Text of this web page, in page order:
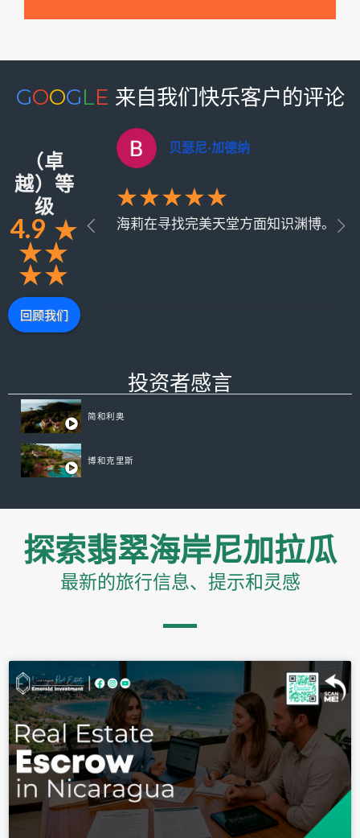
GOOGLE 来自我们快乐客户的评论
（卓
越）等
级
4.9 ★
★★
★★
回顾我们
贝瑟尼·加德纳
★★★★★
海莉在寻找完美天堂方面知识渊博。
投资者感言
简和利奥
博和克里斯
探索翡翠海岸尼加拉瓜
最新的旅行信息、提示和灵感
还没注册？注册
用户名
登录
忘记密码？